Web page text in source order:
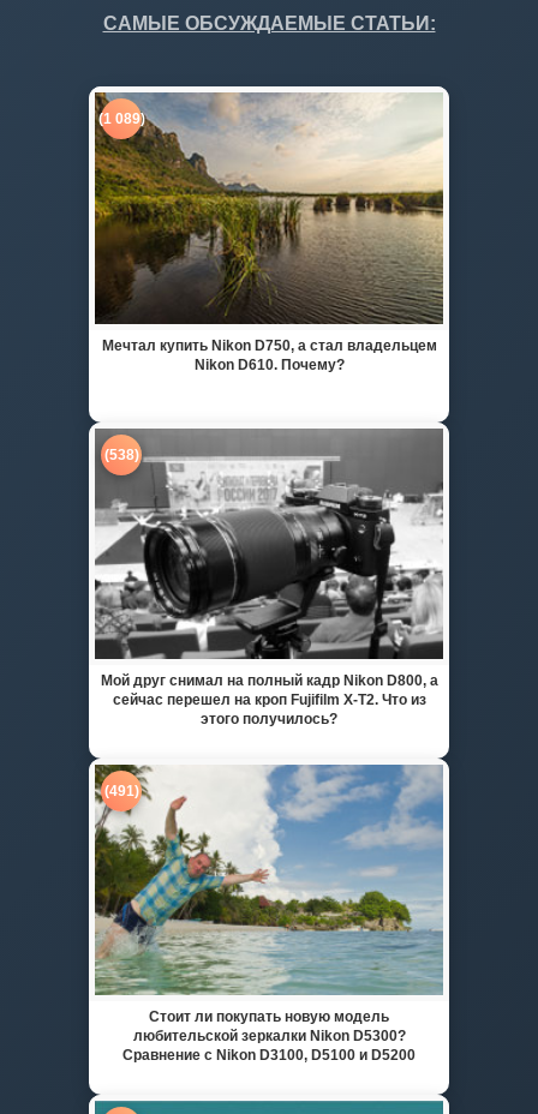
САМЫЕ ОБСУЖДАЕМЫЕ СТАТЬИ:
(1 089)
Мечтал купить Nikon D750, а стал владельцем
Nikon D610. Почему?
(538)
Мой друг снимал на полный кадр Nikon D800, а
сейчас перешел на кроп Fujifilm X-T2. Что из
этого получилось?
(491)
Стоит ли покупать новую модель
любительской зеркалки Nikon D5300?
Сравнение с Nikon D3100, D5100 и D5200